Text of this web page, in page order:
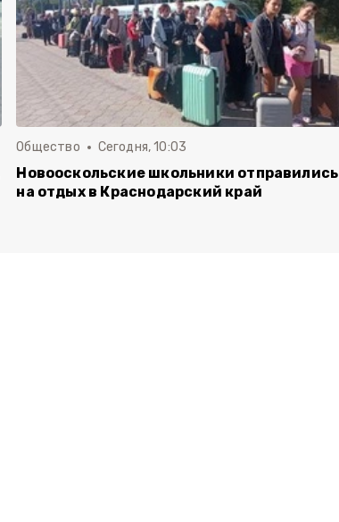
Общество Сегодня, 10:03
Новооскольские школьники отправились
на отдых в Краснодарский край